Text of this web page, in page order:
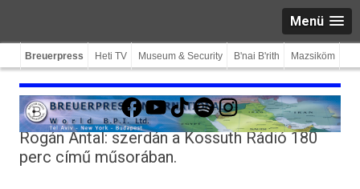
Menü
Breuerpress Heti TV Museum & Security B'nai B'rith Mazsiköm
Facebook
YouTube
TikTokSpotifyInstagram
Rogán Antal: szerdán a Kossuth Rádió 180
perc című műsorában.